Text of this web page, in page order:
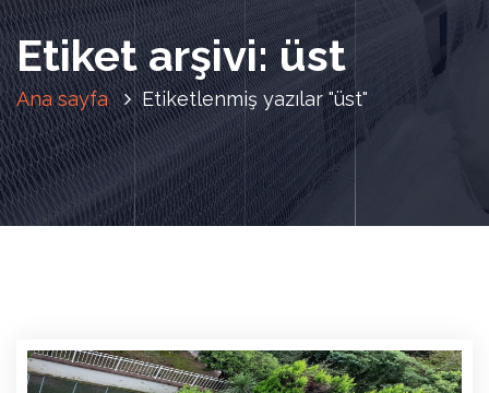
Etiket arşivi: üst
Ana sayfa Etiketlenmiş yazılar "üst"